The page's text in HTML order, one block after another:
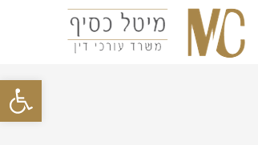
פתח סרגל נגישות